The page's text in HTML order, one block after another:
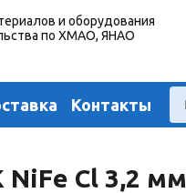
и оборудования
по ХМАО, ЯНАО
Контакты
Cl 3,2 мм